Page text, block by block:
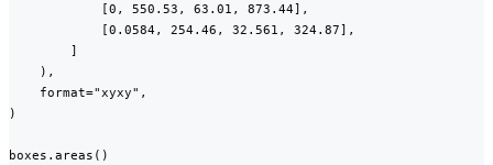
            [0, 550.53, 63.01, 873.44],
            [0.0584, 254.46, 32.561, 324.87],
        ]
    ),
    format="xyxy",
)
boxes.areas()